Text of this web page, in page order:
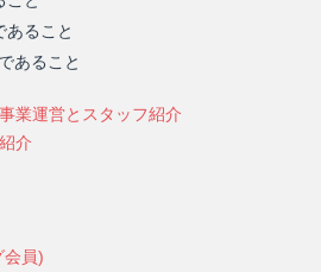
あること
あること
業運営とスタッフ紹介
介
会員)